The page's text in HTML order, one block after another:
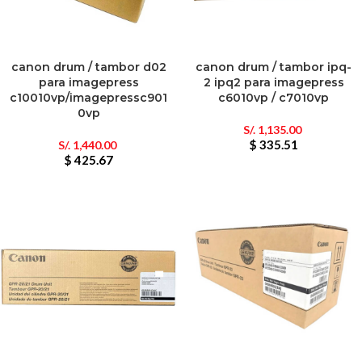
canon drum / tambor d02
para imagepress
c10010vp/imagepressc901
0vp
S/. 1,440.00
$ 425.67
canon drum / tambor ipq-
2 ipq2 para imagepress
c6010vp / c7010vp
S/. 1,135.00
$ 335.51